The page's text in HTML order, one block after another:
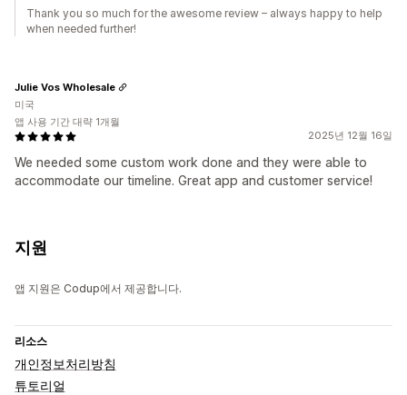
Thank you so much for the awesome review – always happy to help
when needed further!
2025년 12월 16일
We needed some custom work done and they were able to
accommodate our timeline. Great app and customer service!
Julie Vos Wholesale
미국
앱 사용 기간 대략 1개월
지원
앱 지원은 Codup에서 제공합니다.
리소스
개인정보처리방침
튜토리얼